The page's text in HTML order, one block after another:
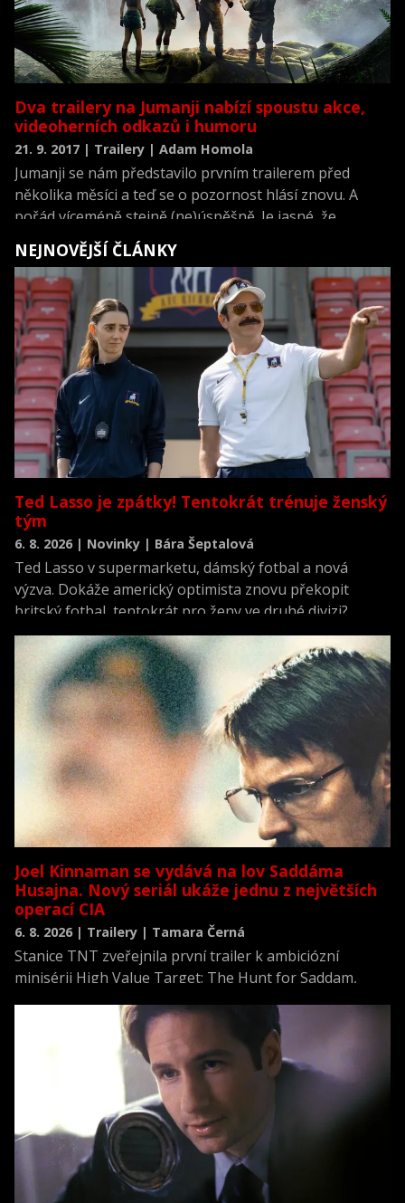
Dva trailery na Jumanji nabízí spoustu akce,
videoherních odkazů i humoru
21. 9. 2017 | Trailery | Adam Homola
Jumanji se nám představilo prvním trailerem před
několika měsíci a teď se o pozornost hlásí znovu. A
pořád víceméně stejně (ne)úspěšně. Je jasné, že
hlavním tahákem filmu budou akční scény s Rockem,
prokládané hláškujícím Kevinem Hartem a Jackem
Blackem. Poetiku, uvěřitelnost a drobné hororové
prvky původního filmu bychom tu hledali marně.
NEJNOVĚJŠÍ ČLÁNKY
Ted Lasso je zpátky! Tentokrát trénuje ženský
tým
6. 8. 2026 | Novinky | Bára Šeptalová
Ted Lasso v supermarketu, dámský fotbal a nová
výzva. Dokáže americký optimista znovu překopit
britský fotbal, tentokrát pro ženy ve druhé divizi?
Joel Kinnaman se vydává na lov Saddáma
Husajna. Nový seriál ukáže jednu z největších
operací CIA
6. 8. 2026 | Trailery | Tamara Černá
Stanice TNT zveřejnila první trailer k ambiciózní
minisérii High Value Target: The Hunt for Saddam,
novodobých dějin.